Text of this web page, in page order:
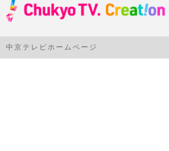
中京テレビホームページ